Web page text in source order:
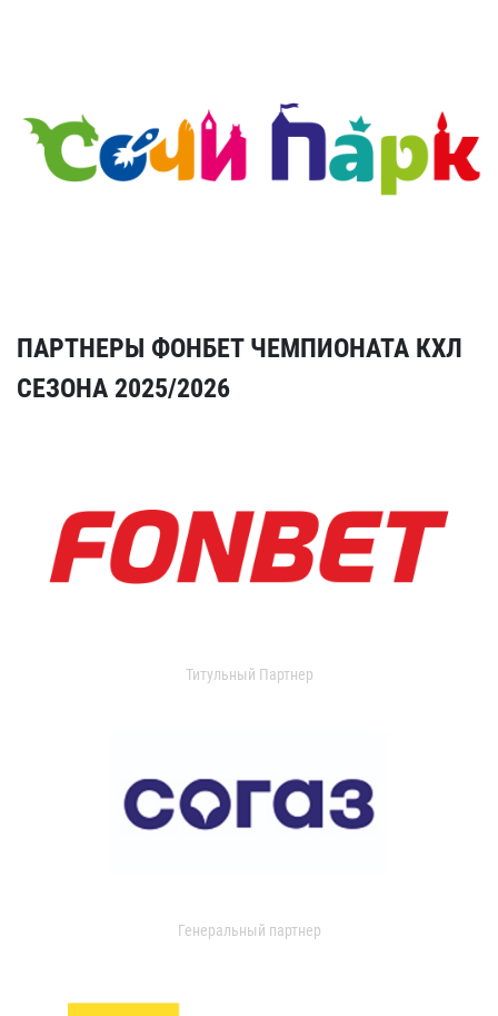
ПАРТНЕРЫ ФОНБЕТ ЧЕМПИОНАТА КХЛ
СЕЗОНА 2025/2026
Титульный Партнер
Генеральный партнер